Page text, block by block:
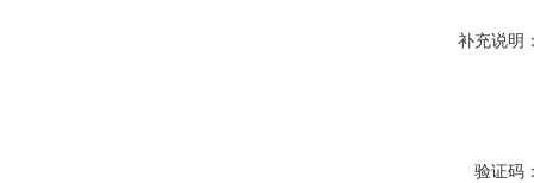
补充说明
验证码